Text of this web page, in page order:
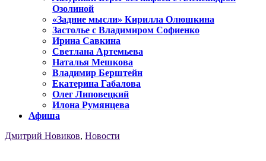
Озолиной
«Задние мысли» Кирилла Олюшкина
Застолье с Владимиром Софиенко
Ирина Савкина
Светлана Артемьева
Наталья Мешкова
Владимир Берштейн
Екатерина Габалова
Олег Липовецкий
Илона Румянцева
Афиша
Дмитрий Новиков, Новости